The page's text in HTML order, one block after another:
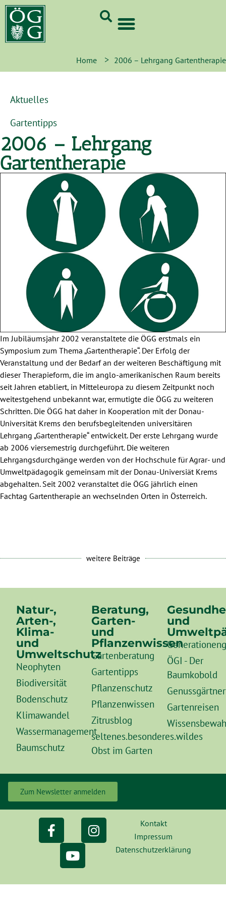
Home > 2006 – Lehrgang Gartentherapie
Aktuelles
Gartentipps
2006 – Lehrgang
Gartentherapie
Im Jubiläumsjahr 2002 veranstaltete die ÖGG erstmals ein
Symposium zum Thema „Gartentherapie“. Der Erfolg der
Veranstaltung und der Bedarf an der weiteren Beschäftigung mit
dieser Therapieform, die im anglo-amerikanischen Raum bereits
seit Jahren etabliert, in Mitteleuropa zu diesem Zeitpunkt noch
weitestgehend unbekannt war, ermutigte die ÖGG zu weiteren
Schritten. Die ÖGG hat daher in Kooperation mit der Donau-
Universität Krems den berufsbegleitenden universitären
Lehrgang „Gartentherapie“ entwickelt. Der erste Lehrgang wurde
ab 2006 viersemestrig durchgeführt. Die weiteren
Lehrgangsdurchgänge werden von der Hochschule für Agrar- und
Umweltpädagogik gemeinsam mit der Donau-Universiät Krems
abgehalten. Seit 2002 veranstaltet die ÖGG jährlich einen
Fachtag Gartentherapie an wechselnden Orten in Österreich.
weitere Beiträge
Natur-,
Arten-,
Klima-
und
Umweltschutz
Neophyten
Biodiversität
Bodenschutz
Klimawandel
Wassermanagement
Baumschutz
Beratung,
Garten-
und
Pflanzenwissen
Gartenberatung
Gartentipps
Pflanzenschutz
Pflanzenwissen
Zitrusblog
seltenes.besonderes.wildes
Obst im Garten
und
ÖGI - Der
Baumkobold
Gartenreisen
Zum Newsletter anmelden
Kontakt
Impressum
Datenschutzerklärung